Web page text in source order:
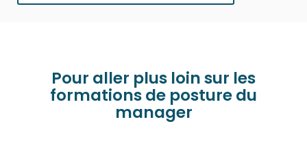
Pour aller plus loin sur les
formations de posture du
manager